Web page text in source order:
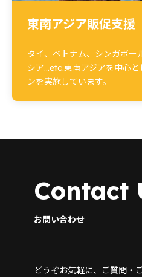
東南アジア販促支援
タイ、ベトナム、シンガポー
シア…etc.東南アジアを中心
ンを実施しています。
Contact
お問い合わせ
どうぞお気軽に、ご質問・